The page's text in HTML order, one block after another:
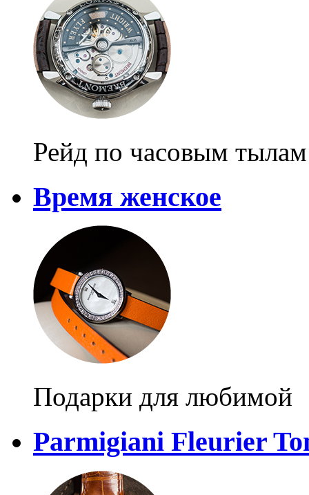
Рейд по часовым тылам
Время женское
Подарки для любимой
Parmigiani Fleurier